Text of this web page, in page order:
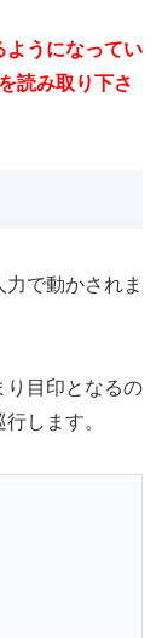
うになってい
読み取り下さ
力で動かされま
り目印となるの
します。